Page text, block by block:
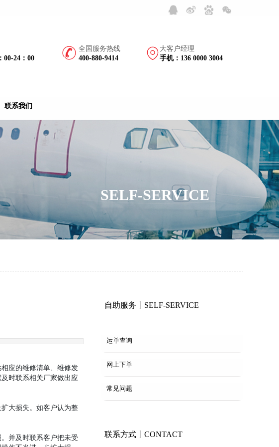
大客户经理
手机：136 0000 3004
00-24：00
全国服务热线
400-880-9414
联系我们
SELF-SERVICE
应的维修清单、维修发
时联系相关厂家做出应
大损失。如客户认为整
并及时联系客户把未受
自助服务丨SELF-SERVICE
运单查询
网上下单
常见问题
联系方式丨CONTACT